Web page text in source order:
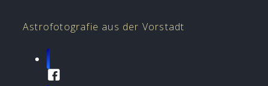
Astrofotografie aus der Vorstadt